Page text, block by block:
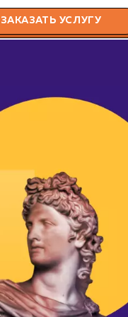
ЗАКАЗАТЬ УСЛУГУ